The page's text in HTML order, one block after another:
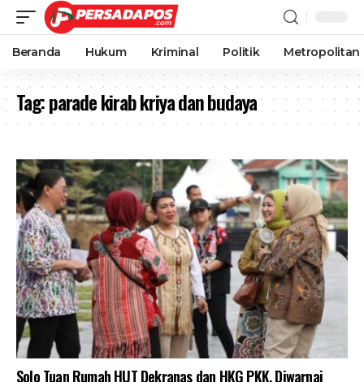
Beranda Hukum Kriminal Politik Metropolitan
Tag:parade kirab kriya dan budaya
Solo Tuan Rumah HUT Dekranas dan HKG PKK, Diwarnai